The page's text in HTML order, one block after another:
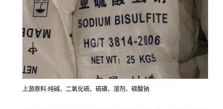
上游原料:纯碱、二氧化硫、硫磺、溶剂、碳酸钠